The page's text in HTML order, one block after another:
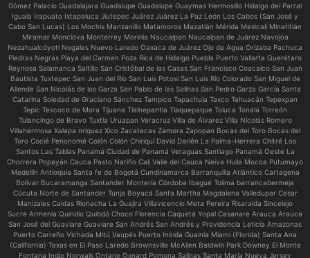
Gómez Palacio Guadalajara Guadalupe Guadalupe Guaymas Hermosillo Hidalgo del Parral
Iguala Irapuato Ixtapaluca Jiutepec Juárez Juárez La Paz León Los Cabos (San José y
Cabo San Lucas) Los Mochis Manzanillo Matamoros Mazatlán Mérida Mexicali Minatitlán
Miramar Monclova Monterrey Morelia Naucalpan Naucalpan de Juárez Navojoa
Nezahualcóyotl Nogales Nuevo Laredo Oaxaca de Juárez Ojo de Agua Orizaba Pachuca
Piedras Negras Playa del Carmen Poza Rica de Hidalgo Puebla Puerto Vallarta Querétaro
Reynosa Salamanca Saltillo San Cristóbal de las Casas San Francisco Coacalco San Juan
Bautista Tuxtepec San Juan del Río San Luis Potosí San Luis Río Colorado San Miguel de
Allende San Nicolás de los Garza San Pablo de las Salinas San Pedro Garza García Santa
Catarina Soledad de Graciano Sánchez Tampico Tapachula Taxco Tehuacán Tepexpan
Tepic Texcoco de Mora Tijuana Tlalnepantla Tlaquepaque Toluca Tonalá Torreón
Tulancingo de Bravo Tuxtla Uruapan Veracruz Villa de Álvarez Villa Nicolás Romero
Villahermosa Xalapa nriquez Xico Zacatecas Zamora Zapopan Bocas del Toro Bocas del
Toro Coclé Penonomé Colón Colón Chiriquí David Darién La Palma-Herrera Chitré Los
Santos Las Tablas Panamá Ciudad de Panamá Veraguas Santiago Panamá Oeste La
Chorrera Popayán Cauca Pasto Nariño Cali Valle del Cauca Neiva Huila Mocoa Putumayo
Medellín Antioquia Santa fe de Bogotá Cundinamarca Barranquilla Atlántico Cartagena
Bolívar Bucaramanga Santander Montería Córdoba Ibagué Tolima barrancabermeja
Cúcuta Norte de Santander Tunja Boyacá Santa Martha Magdalena Valledupar Cesar
Manizales Caldas Riohacha La Guajira Villavicencio Meta Pereira Risaralda Sincelejo
Sucre Armenia Quindío Quibdó Choco Florencia Caquetá Yopal Casanare Arauca Arauca
San José del Guaviare Guaviare San Andrés San Andrés y Providencia Leticia Amazonas
Puerto Carreño Vichada Mitú Vaupés Puerto Inírida Guainía Miami (Florida) Santa Ana
(California) Texas en El Paso Laredo Brownsville McAllen Baldwin Park Downey El Monte
Fontana Indio Norwalk Ontario Oxnard Pomona Salinas Santa María Nueva Jersey